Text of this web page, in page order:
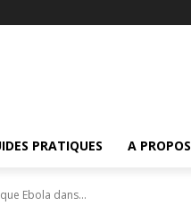
PRATIQUES A PROPOS
Ebola dans...